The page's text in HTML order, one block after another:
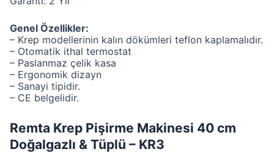
Genel Özellikler:
– Krep modellerinin kalın dökümleri teflon kaplamalıdır.
– Otomatik ithal termostat
– Paslanmaz çelik kasa
– Ergonomik dizayn
– Sanayi tipidir.
– CE belgelidir.
Remta Krep Pişirme Makinesi 40 cm
Doğalgazlı & Tüplü – KR3